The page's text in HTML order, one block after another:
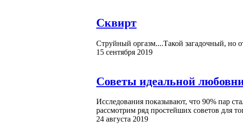
Сквирт
Струйный оргазм....Такой загадочный, но
15 сентября 2019
Советы идеальной
Исследования показывают, что 90% пар
рассмотрим ряд простейших советов для
24 августа 2019